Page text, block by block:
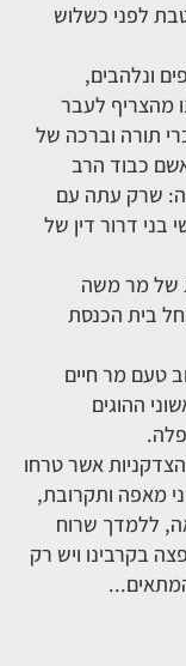
לפני כשלוש
ונלהבים,
מהצריף לעבר
תורה וברכה של
כבוד הרב
שרק עתה עם
בני דרור דין של
של מר משה
בית הכנסת
טעם מר חיים
ההוגים
הצדקניות אשר טרחו
מאפה ותקרובת,
ללמדך שרוח
בקרבינו ויש רק